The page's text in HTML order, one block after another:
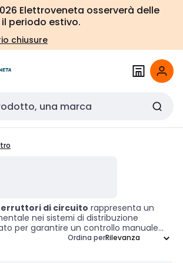
Elettroveneta osserverà delle
periodo estivo.
chiusure
di circuito rappresenta un
nei sistemi di distribuzione
per garantire un controllo manuale
consente di attivare o
Ordina per